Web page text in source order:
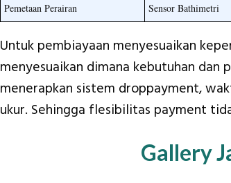
Pemetaan Perairan Sensor Bathimetri
Untuk pembiayaan menyesuaikan
menyesuaikan dimana kebutuhan dan
menerapkan sistem droppayment,
ukur. Sehingga flesibilitas payment
Gallery